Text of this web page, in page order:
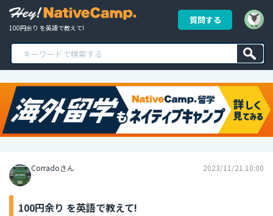
100円余り を英語で教えて!
質問する
Corradoさん 2023/11/21 10:00
100円余り を英語で教えて!